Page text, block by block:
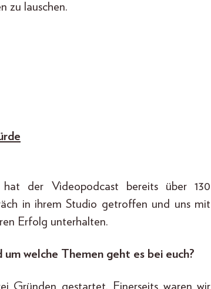
zu lauschen.
der Videopodcast bereits über 130
in ihrem Studio getroffen und uns mit
Erfolg unterhalten.
welche Themen geht es bei euch?